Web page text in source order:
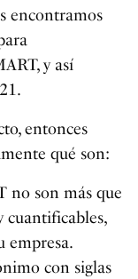
encontramos
y así
entonces
qué son:
no son más que
cuantificables,
empresa.
con siglas